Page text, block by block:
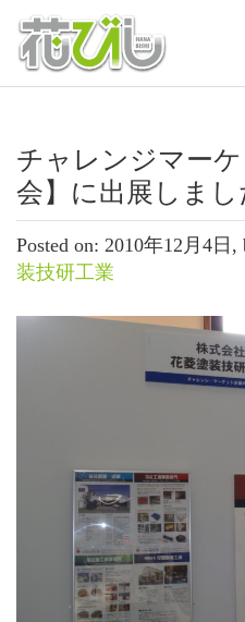
チャレンジマー
会】に出展しまし
Posted on: 2010年12月4日,
装技研工業